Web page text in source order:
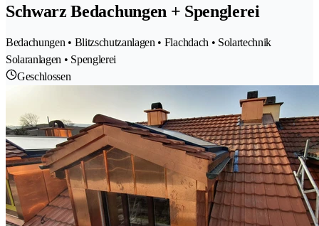
Schwarz Bedachungen + Spenglerei
Bedachungen • Blitzschutzanlagen • Flachdach • Solartechnik
Solaranlagen • Spenglerei
Geschlossen